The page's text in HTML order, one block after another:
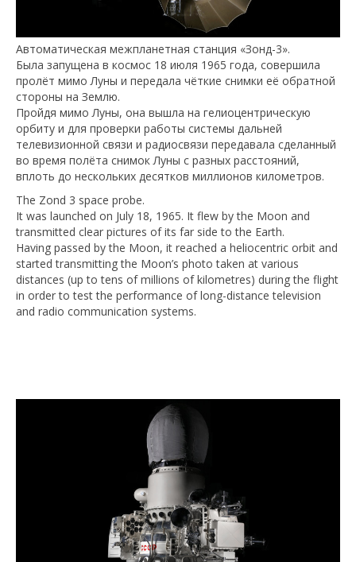
Автоматическая межпланетная станция «Зонд-3».
Была запущена в космос 18 июля 1965 года, совершила
пролёт мимо Луны и передала чёткие снимки её обратной
стороны на Землю.
Пройдя мимо Луны, она вышла на гелиоцентрическую
орбиту и для проверки работы системы дальней
телевизионной связи и радиосвязи передавала сделанный
во время полёта снимок Луны с разных расстояний,
вплоть до нескольких десятков миллионов километров.
The Zond 3 space probe.
It was launched on July 18, 1965. It flew by the Moon and
transmitted clear pictures of its far side to the Earth.
Having passed by the Moon, it reached a heliocentric orbit and
started transmitting the Moon’s photo taken at various
distances (up to tens of millions of kilometres) during the flight
in order to test the performance of long-distance television
and radio communication systems.